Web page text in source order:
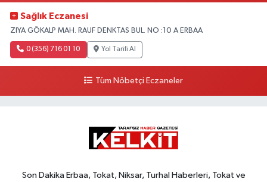
Sağlık Eczanesi
ZIYA GÖKALP MAH. RAUF DENKTAS BUL. NO :10 A ERBAA
0 (356) 716 01 10 Yol Tarifi Al
Tüm Nöbetçi Eczaneler
Son Dakika Erbaa, Tokat, Niksar, Turhal Haberleri, Tokat ve